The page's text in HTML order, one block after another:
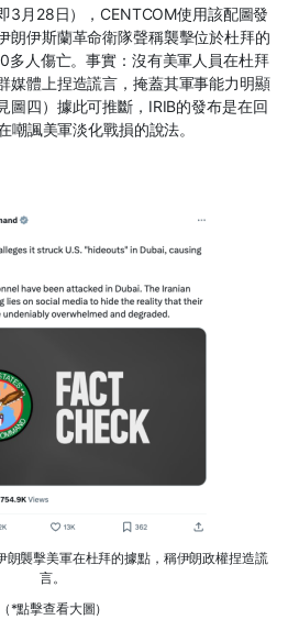
3月28日），CENTCOM使用該配圖發
朗伊斯蘭革命衛隊聲稱襲擊位於杜拜的
多人傷亡。事實：沒有美軍人員在杜拜
媒體上捏造謊言，掩蓋其軍事能力明顯
圖四）據此可推斷，IRIB的發布是在回
嘲諷美軍淡化戰損的說法。
朗襲擊美軍在杜拜的據點，稱伊朗政權捏造謊
言。
（*點擊查看大圖）